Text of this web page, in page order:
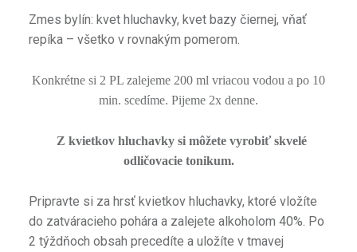
Zmes bylín: kvet hluchavky, kvet bazy čiernej, vňať
repíka – všetko v rovnakým pomerom.
Konkrétne si 2 PL zalejeme 200 ml vriacou vodou a po 10
min. scedíme. Pijeme 2x denne.
Z kvietkov hluchavky si môžete vyrobiť skvelé
odličovacie tonikum.
Pripravte si za hrsť kvietkov hluchavky, ktoré vložíte
do zatváracieho pohára a zalejete alkoholom 40%. Po
2 týždňoch obsah precedíte a uložíte v tmavej